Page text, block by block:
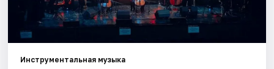
События
Города
Инструментальная музыка